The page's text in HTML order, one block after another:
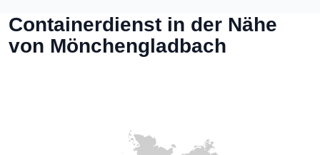
Containerdienst in der Nähe
von Mönchengladbach